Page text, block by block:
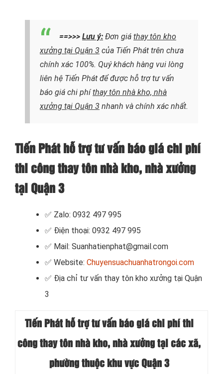
==>>> Lưu ý: Đơn giá thay tôn kho
xưởng tại Quận 3 của Tiến Phát trên chưa
chính xác 100%. Quý khách hàng vui lòng
liên hệ Tiến Phát để được hỗ trợ tư vấn
báo giá chi phíthay tôn nhà kho, nhà
xưởng tại Quận 3 nhanh và chính xác nhất.
Tiến Phát hỗ trợ tư vấn báo giá chi phí
thi công thay tôn nhà kho, nhà xưởng
tại Quận 3
✅ Zalo: 0932 497 995
✅ Điện thoại: 0932 497 995
✅ Mail: Suanhatienphat@gmail.com
✅ Website: Chuyensuachuanhatrongoi.com
✅ Địa chỉ tư vấn thay tôn kho xưởng tại Quận
3
Tiến Phát hỗ trợ tư vấn báo giá chi phí thi
công thay tôn nhà kho, nhà xưởng tại các xã,
phường thuộc khu vực Quận 3